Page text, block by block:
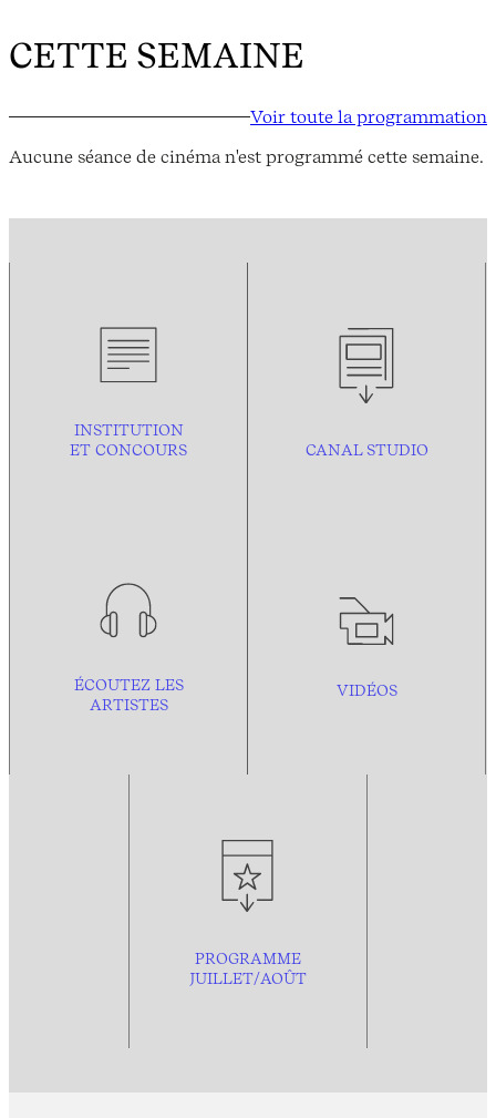
CETTE SEMAINE
Voir toute la programmation
Aucune séance de cinéma n'est programmé cette semaine.
INSTITUTION
ET CONCOURS
CANAL STUDIO
ÉCOUTEZ LES
ARTISTES
VIDÉOS
PROGRAMME
JUILLET/AOÛT